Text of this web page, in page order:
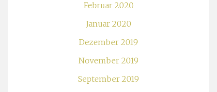
Februar 2020
Januar 2020
Dezember 2019
November 2019
September 2019